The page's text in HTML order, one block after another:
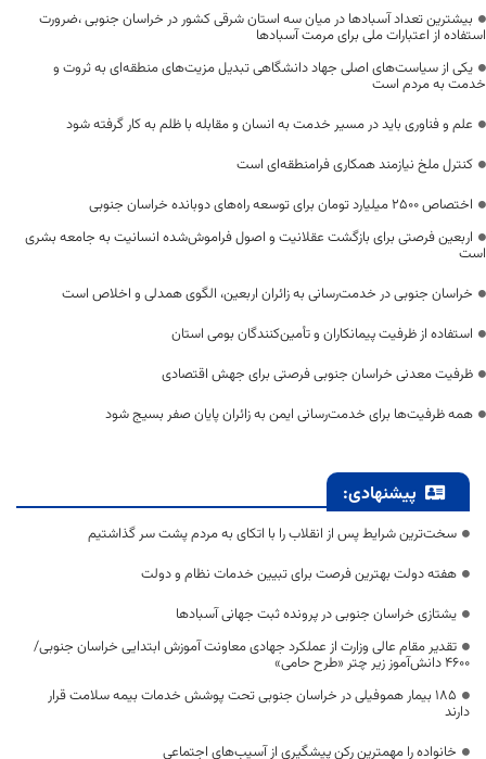
بیشترین تعداد آسبادها در میان سه استان شرقی کشور در خراسان جنوبی ،ضرورت
استفاده از اعتبارات ملی برای مرمت آسبادها
یکی از سیاست‌های اصلی جهاد دانشگاهی تبدیل مزیت‌های منطقه‌ای به ثروت و
خدمت به مردم است
علم و فناوری باید در مسیر خدمت به انسان و مقابله با ظلم به کار گرفته شود
کنترل ملخ نیازمند همکاری فرامنطقه‌ای است
اختصاص 2500 میلیارد تومان برای توسعه راه‌های دوبانده خراسان جنوبی
اربعین فرصتی برای بازگشت عقلانیت و اصول فراموش‌شده انسانیت به جامعه بشری
است
خراسان جنوبی در خدمت‌رسانی به زائران اربعین، الگوی همدلی و اخلاص است
استفاده از ظرفیت پیمانکاران و تأمین‌کنندگان بومی استان
ظرفیت معدنی خراسان جنوبی فرصتی برای جهش اقتصادی
همه ظرفیت‌ها برای خدمت‌رسانی ایمن به زائران پایان صفر بسیج شود
پیشنهادی:
سخت‌ترین شرایط پس از انقلاب را با اتکای به مردم پشت سر گذاشتیم
هفته دولت بهترین فرصت برای تبیین خدمات نظام و دولت
یشتازی خراسان جنوبی در پرونده ثبت جهانی آسبادها
تقدیر مقام عالی وزارت از عملکرد جهادی معاونت آموزش ابتدایی خراسان جنوبی/
۴۶۰۰ دانش‌آموز زیر چتر «طرح حامی»
۱۸۵ بیمار هموفیلی در خراسان جنوبی تحت پوشش خدمات بیمه سلامت قرار
دارند
خانواده را مهمترین رکن پیشگیری از آسیب‌های اجتماعی